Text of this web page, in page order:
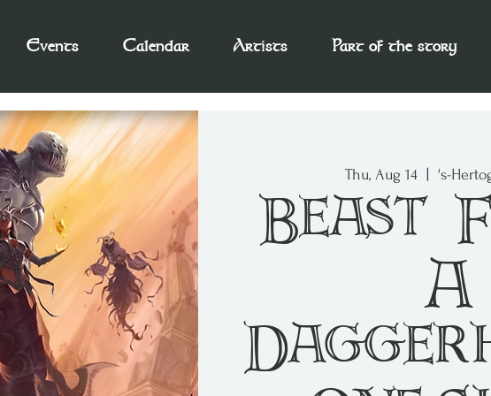
Events Calendar Artists Part of the story
Thu, Aug 14 's-
Beast
A